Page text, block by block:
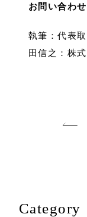
お問い合わ
執筆：代表
田信之：株
Category